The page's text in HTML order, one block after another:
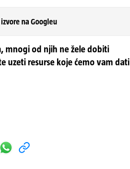
na Googleu
mnogi od njih ne žele dobiti
uzeti resurse koje ćemo vam dati